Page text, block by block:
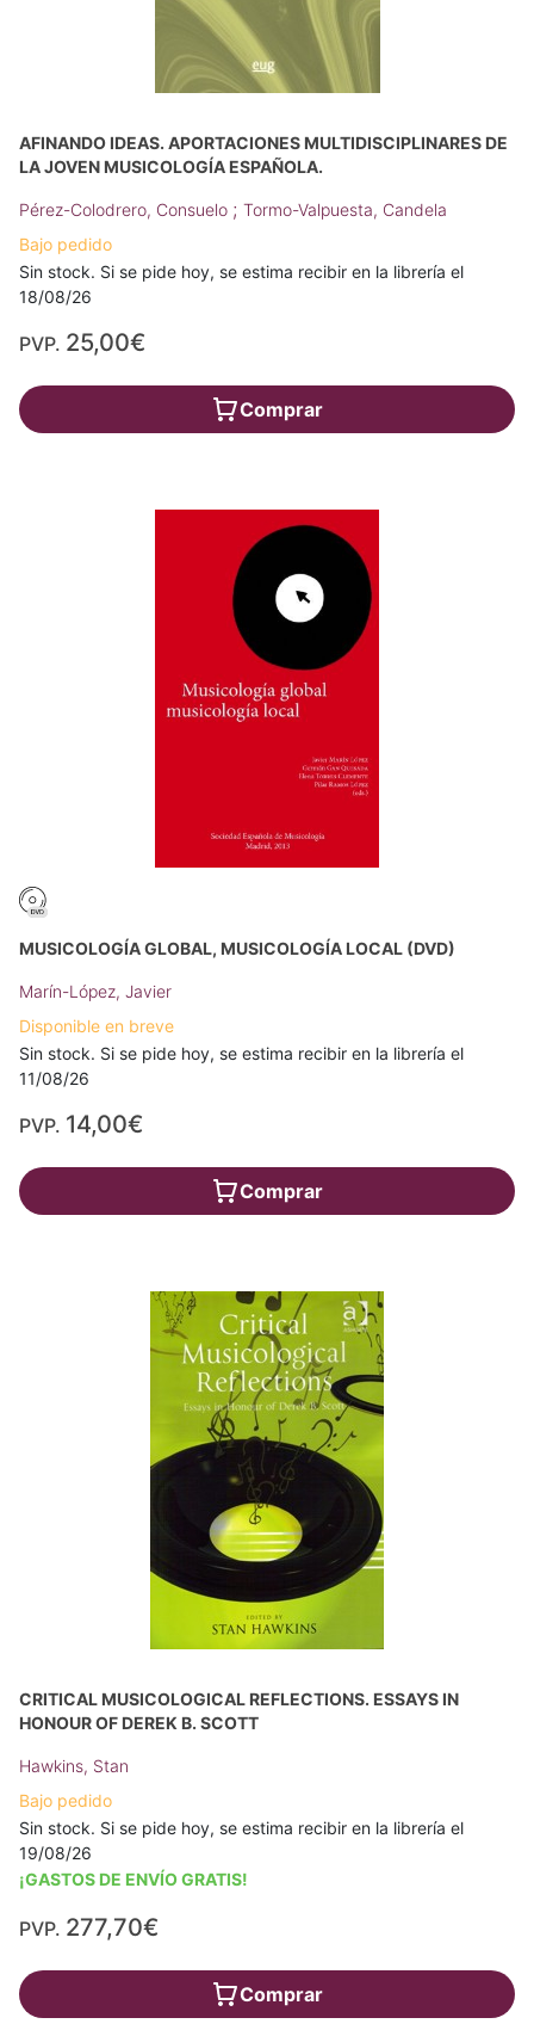
AFINANDO IDEAS. APORTACIONES MULTIDISCIPLINARES DE
LA JOVEN MUSICOLOGÍA ESPAÑOLA.
Pérez-Colodrero, Consuelo ; Tormo-Valpuesta, Candela
Bajo pedido
Sin stock. Si se pide hoy, se estima recibir en la librería el
18/08/26
PVP. 25,00€
Comprar
MUSICOLOGÍA GLOBAL, MUSICOLOGÍA LOCAL (DVD)
Marín-López, Javier
Disponible en breve
Sin stock. Si se pide hoy, se estima recibir en la librería el
11/08/26
PVP. 14,00€
Comprar
CRITICAL MUSICOLOGICAL REFLECTIONS. ESSAYS IN
HONOUR OF DEREK B. SCOTT
Hawkins, Stan
Bajo pedido
Sin stock. Si se pide hoy, se estima recibir en la librería el
19/08/26
¡GASTOS DE ENVÍO GRATIS!
PVP. 277,70€
Comprar